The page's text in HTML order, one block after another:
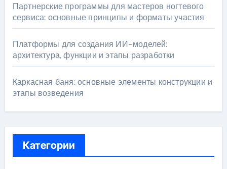
Партнерские программы для мастеров ногтевого
сервиса: основные принципы и форматы участия
Платформы для создания ИИ-моделей:
архитектура, функции и этапы разработки
Каркасная баня: основные элементы конструкции и
этапы возведения
Категории